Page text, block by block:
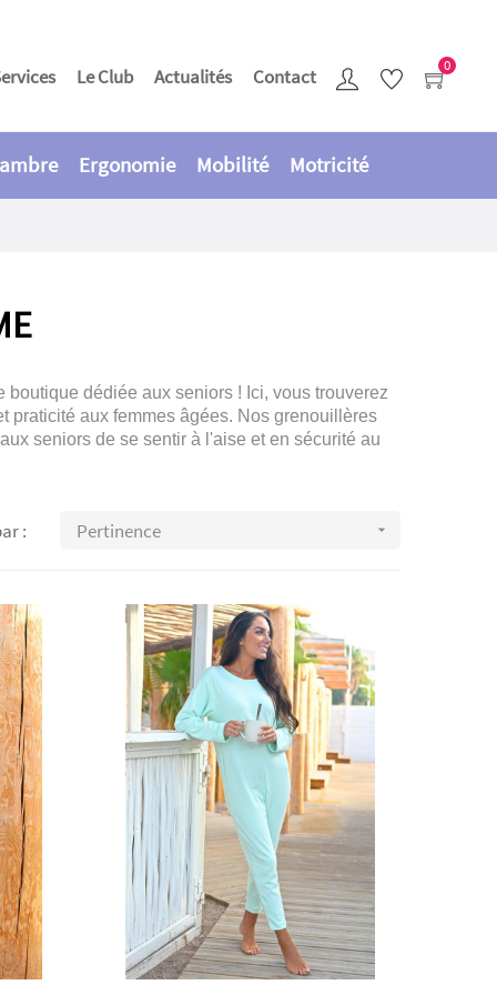
Le Club Actualités Contact 0
Ergonomie Mobilité Motricité
dédiée aux seniors ! Ici, vous trouverez
praticité aux femmes âgées. Nos grenouillères
seniors de se sentir à l'aise et en sécurité au
: Pertinence 